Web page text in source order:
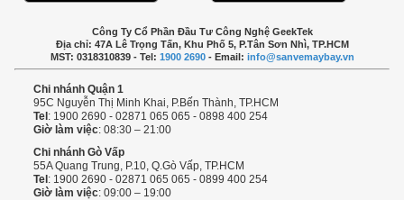
Công Ty Cổ Phần Đầu Tư Công Nghệ GeekTek
Địa chỉ: 47A Lê Trọng Tấn, Khu Phố 5, P.Tân Sơn Nhì, TP.HCM
MST: 0318310839 - Tel: 1900 2690- Email: info@sanvemaybay.vn
Chi nhánh Quận 1
95C Nguyễn Thị Minh Khai, P.Bến Thành, TP.HCM
Tel : 1900 2690 - 02871 065 065 - 0898 400 254
Giờ làm việc: 08:30 – 21:00
Chi nhánh Gò Vấp
55A Quang Trung, P.10, Q.Gò Vấp, TP.HCM
Tel : 1900 2690 - 02871 065 065 - 0899 400 254
Giờ làm việc: 09:00 – 19:00